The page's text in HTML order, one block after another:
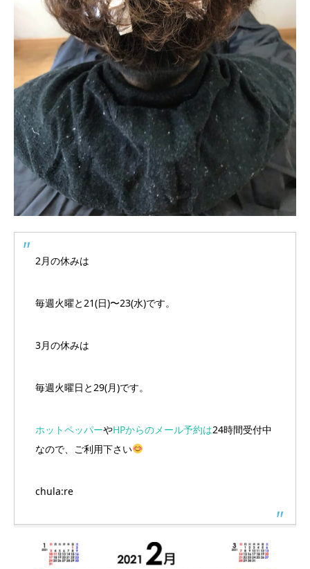
2月の休みは
毎週火曜と21(日)〜23(水)です。
3月の休みは
毎週火曜日と29(月)です。
ホットペッパーやHPからのメール予約は24時間受付中
なので、ご利用下さい
chula:re